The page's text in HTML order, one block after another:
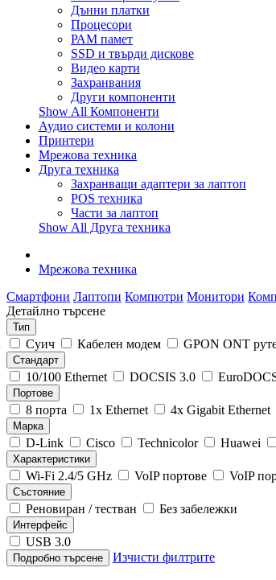
Дънни платки
Процесори
РАМ памет
SSD и твърди дискове
Видео карти
Захранвания
Други компоненти
Show All Компоненти
Аудио системи и колони
Принтери
Мрежова техника
Друга техника
Захранващи адаптери за лаптоп
POS техника
Части за лаптоп
Show All Друга техника
Мрежова техника
Смартфони Лаптопи Компютри Монитори
Детайлно търсене
Тип
Суич Кабелен модем GPON ONT
Стандарт
10/100 Ethernet DOCSIS 3.0
Портове
8 порта 1x Ethernet 4x Gigabit Ethernet
Марка
D-Link Cisco Technicolor Huawei
Характеристики
Wi-Fi 2.4/5 GHz VoIP портове VoIP
Състояние
Реновиран / тестван Без забележки
Интерфейс
USB 3.0
Подробно търсене Изчисти филтрите